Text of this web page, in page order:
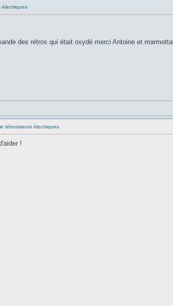
électriques
des rétros qui était oxydé merci Antoine et
rétroviseurs électriques
!